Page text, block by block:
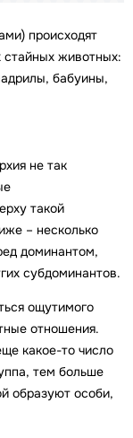
происходят
стайных животных:
бабуины,
не так
такой
– несколько
доминантом,
субдоминантов.
ощутимого
отношения.
какое-то число
тем больше
образуют особи,